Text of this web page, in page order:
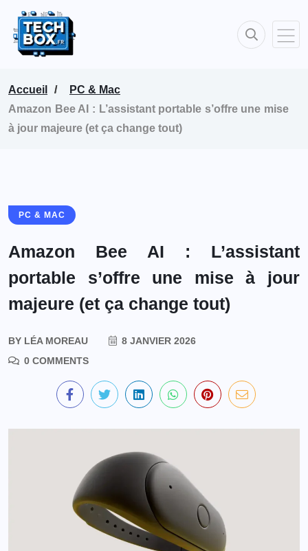
Accueil
PC & Mac
Amazon Bee AI : L’assistant portable s’offre une mise
à jour majeure (et ça change tout)
PC & MAC
Amazon Bee AI : L’assistant
portable s’offre une mise à jour
majeure (et ça change tout)
BY LÉA MOREAU
8 JANVIER 2026
0 COMMENTS